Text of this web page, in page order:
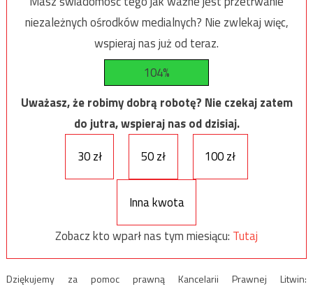
niezależnych ośrodków medialnych? Nie zwlekaj więc,
wspieraj nas już od teraz.
104%
Uważasz, że robimy dobrą robotę? Nie czekaj zatem
do jutra, wspieraj nas od dzisiaj.
30 zł
50 zł 100 zł
Inna kwota
Zobacz kto wparł nas tym miesiącu: Tutaj
Dziękujemy za pomoc prawną Kancelarii Prawnej Litwin: